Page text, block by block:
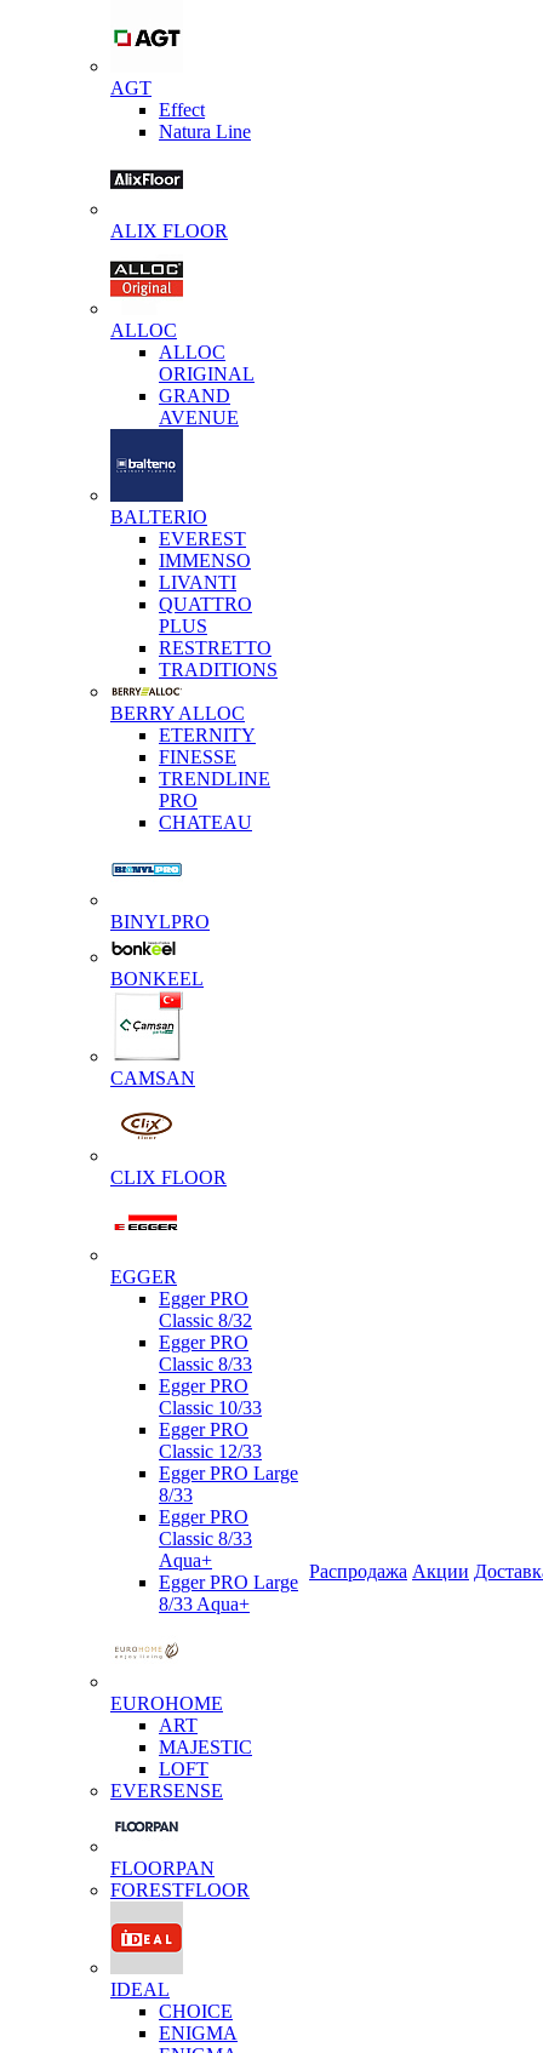
AGT
Effect
Natura Line
ALIX FLOOR
ALLOC
ALLOC
ORIGINAL
GRAND
AVENUE
BALTERIO
EVEREST
IMMENSO
LIVANTI
QUATTRO
PLUS
RESTRETTO
TRADITIONS
BERRY ALLOC
ETERNITY
FINESSE
TRENDLINE
PRO
CHATEAU
BINYLPRO
BONKEEL
CAMSAN
CLIX FLOOR
EGGER
Egger PRO
Classic 8/32
Egger PRO
Classic 8/33
Egger PRO
Classic 10/33
Egger PRO
Classic 12/33
Egger PRO Large
8/33
Egger PRO
Classic 8/33
Aqua+
Egger PRO Large
8/33 Aqua+
EUROHOME
ART
MAJESTIC
LOFT
EVERSENSE
FLOORPAN
FORESTFLOOR
IDEAL
CHOICE
ENIGMA
Распродажа Акции